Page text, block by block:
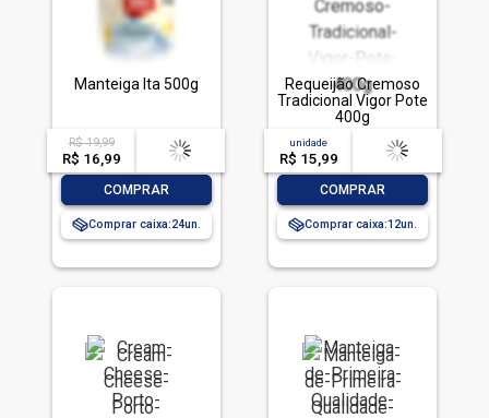
Manteiga Ita 500g
R$ 19,99
R$ 16,99
acima de
-- --,--un.
COMPRAR
Comprar caixa:24
Requeijão Cremoso
Tradicional Vigor Pote
400g
unidade
R$ 15,99
acima de
-- --,--un.
COMPRAR
Comprar caixa:12